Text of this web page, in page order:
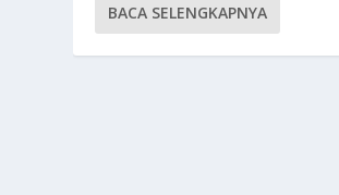
BACA SELENGKAPNYA